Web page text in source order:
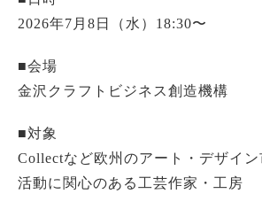
2026年7月8日（水）18:30〜
■会場
金沢クラフトビジネス創造機構
■対象
Collectなど欧州のアート・デザイン
活動に関心のある工芸作家・工房